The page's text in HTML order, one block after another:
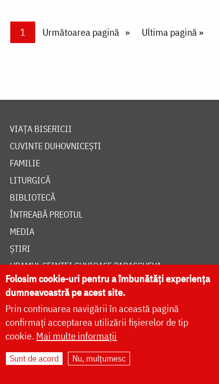
PaginareCurrent page
1 Next page
Următoarea pagină Last page
Ultima pagină »
VIAȚA BISERICII
CUVINTE DUHOVNICEȘTI
FAMILIE
LITURGICĂ
BIBLIOTECĂ
ÎNTREABĂ PREOTUL
MEDIA
ȘTIRI
HRAMUL SFINTEI CUVIOASE PARASCHEVA
PĂRINȚI DUHOVNICEȘTI
MAICI CU VIAȚĂ DUHOVNICEASCĂ
TEMATICĂ
SINAXAR ALFABETIC
Folosim cookie-uri pentru a îmbunătăți experiența
dumneavoastră pe acest site.
Prin continuarea navigării în această pagină
confirmați acceptarea utilizării fișierelor de tip
cookie. Mai multe informații
Sunt de acord Nu, mulțumesc